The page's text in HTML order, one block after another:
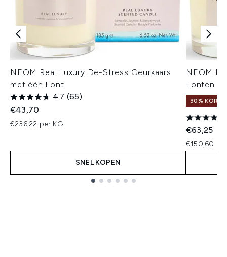
NEOM Real Luxury De-Stress Geurkaars
met één Lont
4.7 (65)
€43,70
€236,22 per KG
SNEL KOPEN
NEOM
Lonten
30%
€63,25
€150,60